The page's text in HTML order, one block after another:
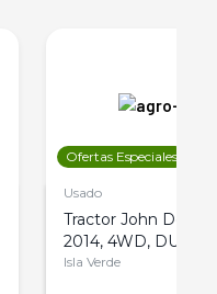
Ofertas Especiales
Usado
Tractor John Deere
2014, 4WD, DUAL
Isla Verde